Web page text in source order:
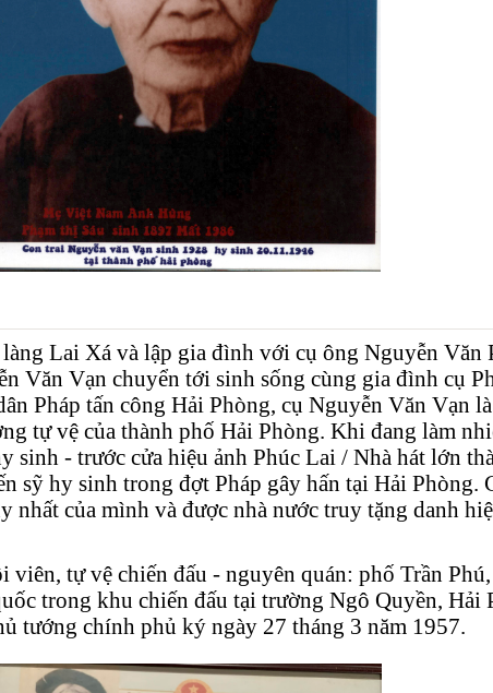
Lai Xá và lập gia đình với cụ ông Nguyễn Văn
Văn Vạn chuyển tới sinh sống cùng gia đình cụ
Pháp tấn công Hải Phòng, cụ Nguyễn Văn Vạn
tự vệ của thành phố Hải Phòng. Khi đang làm
sinh - trước cửa hiệu ảnh Phúc Lai / Nhà hát lớn
sỹ hy sinh trong đợt Pháp gây hấn tại Hải Phòng.
nhất của mình và được nhà nước truy tặng danh
tự vệ chiến đấu - nguyên quán: phố Trần
trong khu chiến đấu tại trường Ngô Quyền, Hải
tướng chính phủ ký ngày 27 tháng 3 năm 1957.